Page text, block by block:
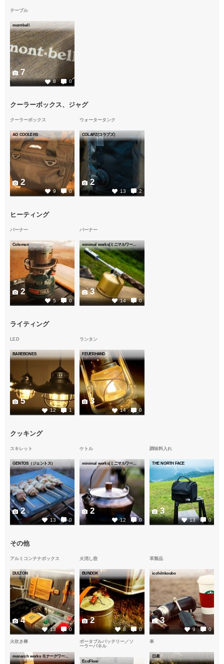
テーブル
mont-bell
8 0
7
クーラーボックス、ジャグ
クーラーボックス
AO COOLERS
9 0
2
ウォータータンク
COLAPZ(コラプズ）
13 2
2
ヒーティング
バーナー
Coleman
5 0
2
バーナー
minimal works(ミニマルワークス)
14 0
3
ライティング
LED
BAREBONES
12 1
5
ランタン
FEUERHAND
14 0
3
クッキング
スキレット
GENTOS（ジェントス）
13 0
2
ケトル
minimal works(ミニマルワークス)
12 0
2
調味料入れ
THE NORTH FACE
13 0
3
その他
アルミコンテナボックス
DULTON
13 0
4
火消し壺
BUNDOK
8 0
2
革製品
icchi/nkoubo
9 0
3
火吹き棒
monarch works モナークワークス
ポータブルバッテリー／ソ
ーラーパネル
EcoFlow
車
日産